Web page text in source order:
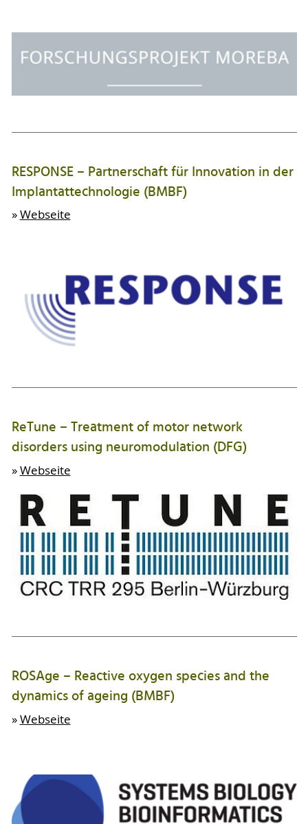
RESPONSE – Partnerschaft für Innovation in der
Implantattechnologie (BMBF)
»Webseite
ReTune – Treatment of motor network
disorders using neuromodulation (DFG)
»Webseite
ROSAge – Reactive oxygen species and the
dynamics of ageing (BMBF)
»Webseite